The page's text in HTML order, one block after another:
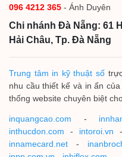
096 4212 365 - Ánh Duyên
Chi nhánh Đà Nẵng: 61
Hải Châu, Tp. Đà Nẵng
Trung tâm in kỹ thuật số
nhu cầu thiết kế và in ấn
thống website chuyên biệt
inquangcao.com -
inthucdon.com - intoroi.vn
innamecard.net -